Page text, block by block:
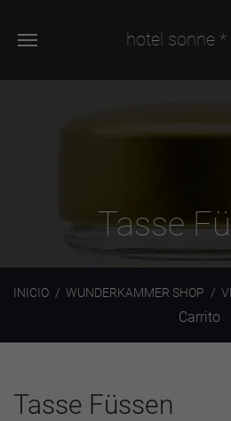
hotel sonne
Tasse
INICIO WUNDERKAMMER SHOP
Carrito
Tasse Füssen